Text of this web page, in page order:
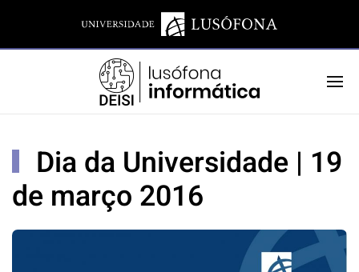
Dia da Universidade | 19
de março 2016